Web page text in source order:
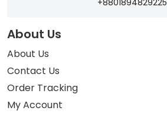
About Us
About Us
Contact Us
Order Tracking
My Account